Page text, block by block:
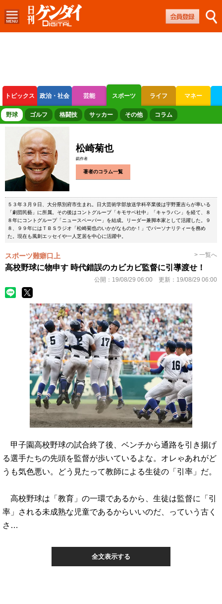
トピックス 政治・社会 芸能 スポーツ ライフ マネー
ボートレース 競輪 オートレース
野球 ゴルフ 格闘技 サッカー その他 コラム
松崎菊也
戯作者
著者のコラム一覧
５３年３月９日、大分県別府市生まれ。日大芸術学部放送学科卒業後は宇野重吉らが率いる
「劇団民藝」に所属。その後はコントグループ「キモサベ社中」「キャラバン」を経て、８
８年にコントグループ「ニュースペーパー」を結成。リーダー兼脚本家として活躍した。９
８、９９年にはＴＢＳラジオ「松崎菊也のいかがなものか！」でパーソナリティーを務め
た。現在も風刺エッセイや一人芝居を中心に活躍中。
スポーツ難癖口上 > 一覧へ
高校野球に物申す 時代錯誤のカビカビ監督に引導渡せ！
公開： 19/08/29 06:00 更新： 19/08/29 06:00
甲子園高校野球の試合終了後、ベンチから通路を引き揚げ
る選手たちの先頭を監督が歩いているよな。オレゃあれがど
うも気色悪い。どう見たって教師による生徒の「引率」だ。
高校野球は「教育」の一環であるから、生徒は監督に「引
率」される未成熟な児童であるからいいのだ、っていう古く
さ…
全文表示する